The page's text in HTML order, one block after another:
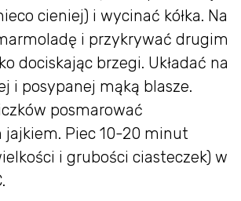
cieniej) i wycinać kółka. Na
i przykrywać drugim
dociskając brzegi. Układać na
i posypanej mąką blasze.
posmarować
Piec 10-20 minut
i grubości ciasteczek) w